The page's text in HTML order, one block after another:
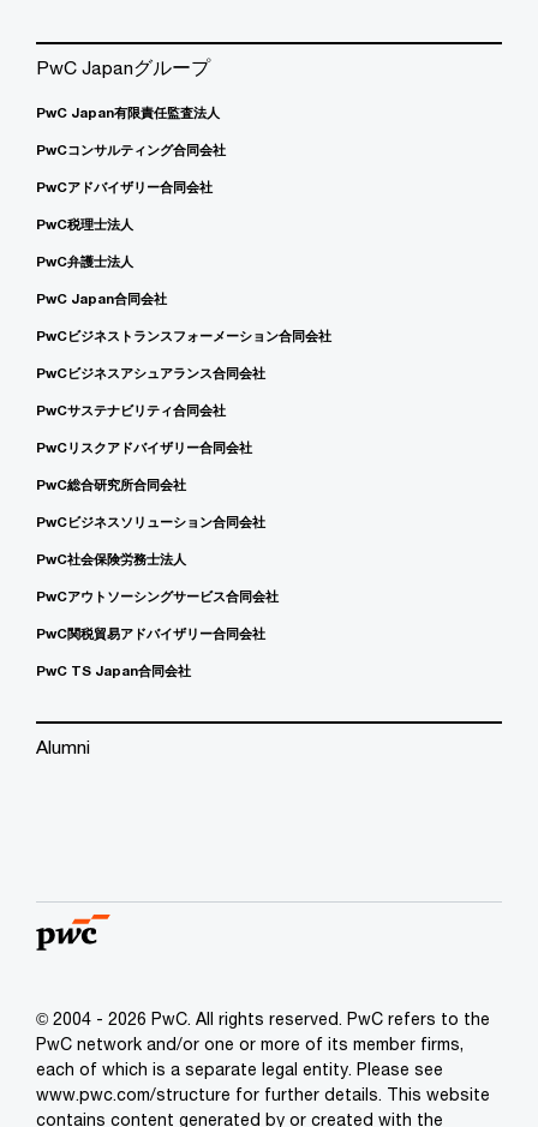
PwC Japanグループ
PwC Japan有限責任監査法人
PwCコンサルティング合同会社
PwCアドバイザリー合同会社
PwC税理士法人
PwC弁護士法人
PwC Japan合同会社
PwCビジネストランスフォーメーション合同会社
PwCビジネスアシュアランス合同会社
PwCサステナビリティ合同会社
PwCリスクアドバイザリー合同会社
PwC総合研究所合同会社
PwCビジネスソリューション合同会社
PwC社会保険労務士法人
PwCアウトソーシングサービス合同会社
PwC関税貿易アドバイザリー合同会社
PwC TS Japan合同会社
Alumni
© 2004 - 2026 PwC. All rights reserved. PwC refers to the
PwC network and/or one or more of its member firms,
each of which is a separate legal entity. Please see
www.pwc.com/structure for further details. This website
contains content generated by or created with the